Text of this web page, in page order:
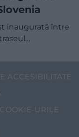
inaugurată între